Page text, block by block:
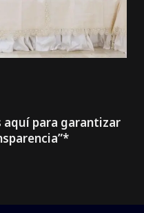
aquí para garantizar